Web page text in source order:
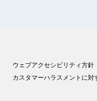
ウェブアクセシビリティ方針
カスタマーハラスメントに対